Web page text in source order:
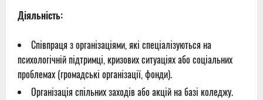
Діяльність:
Співпраця з організаціями, які спеціалізуються на
психологічній підтримці, кризових ситуаціях або соціальних
проблемах (громадські організації, фонди).
Організація спільних заходів або акцій на базі коледжу.